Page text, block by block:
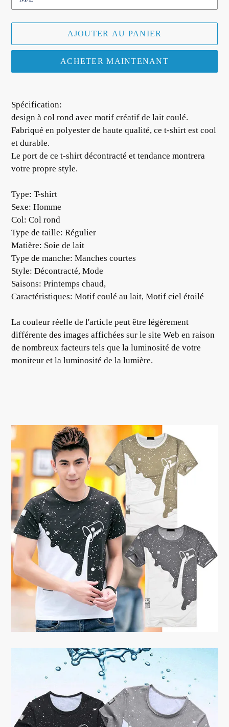
AJOUTER AU PANIER
ACHETER MAINTENANT
d'un
produit
à
votre
panier
Spécification:
design à col rond avec motif créatif de lait coulé.
Fabriqué en polyester de haute qualité, ce t-shirt est cool
et durable.
Le port de ce t-shirt décontracté et tendance montrera
votre propre style.
Type: T-shirt
Sexe: Homme
Col: Col rond
Type de taille: Régulier
Matière: Soie de lait
Type de manche: Manches courtes
Style: Décontracté, Mode
Saisons: Printemps chaud,
Caractéristiques: Motif coulé au lait, Motif ciel étoilé
La couleur réelle de l'article peut être légèrement
différente des images affichées sur le site Web en raison
de nombreux facteurs tels que la luminosité de votre
moniteur et la luminosité de la lumière.